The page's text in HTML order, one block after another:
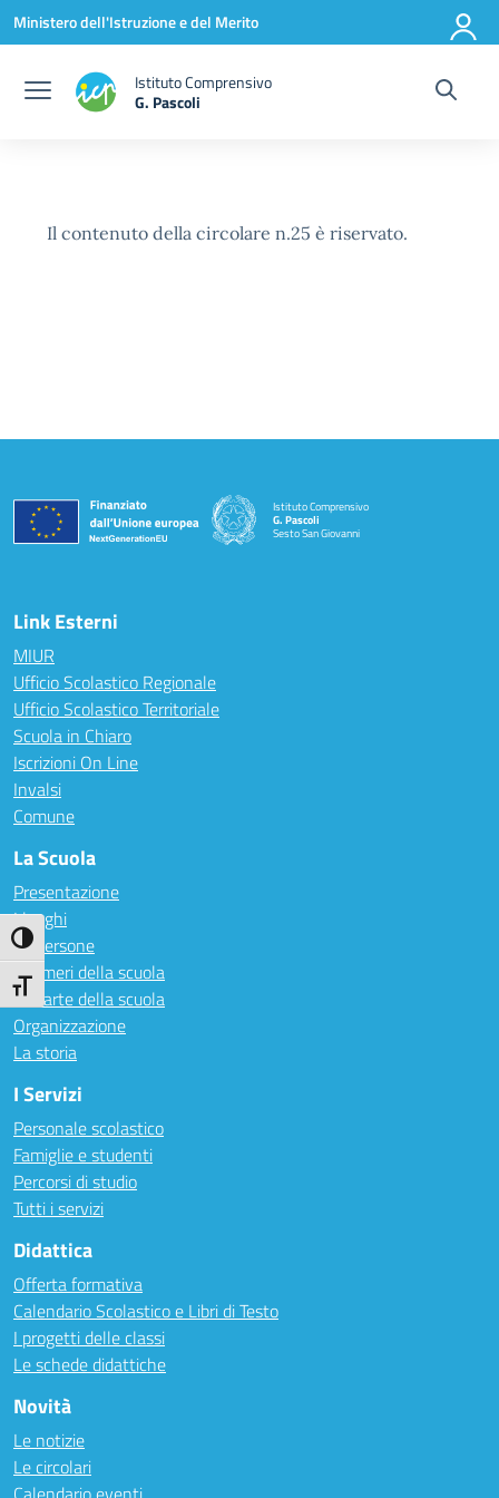
Attiva/disattiva alto contrasto
Attiva/disattiva dimensione testo
Vai ai contenuti
Vai al menu di navigazione
Vai al footer
Ministero dell'Istruzione e del Merito
Istituto Comprensivo
G. Pascoli
Il contenuto della circolare n.25 è riservato.
Istituto Comprensivo
G. Pascoli
Sesto San Giovanni
Link Esterni
MIUR
Ufficio Scolastico Regionale
Ufficio Scolastico Territoriale
Scuola in Chiaro
Iscrizioni On Line
Invalsi
Comune
La Scuola
Presentazione
I luoghi
Le persone
I numeri della scuola
Le carte della scuola
Organizzazione
La storia
I Servizi
Personale scolastico
Famiglie e studenti
Percorsi di studio
Tutti i servizi
Didattica
Offerta formativa
Calendario Scolastico e Libri di Testo
I progetti delle classi
Le schede didattiche
Novità
Le notizie
Le circolari